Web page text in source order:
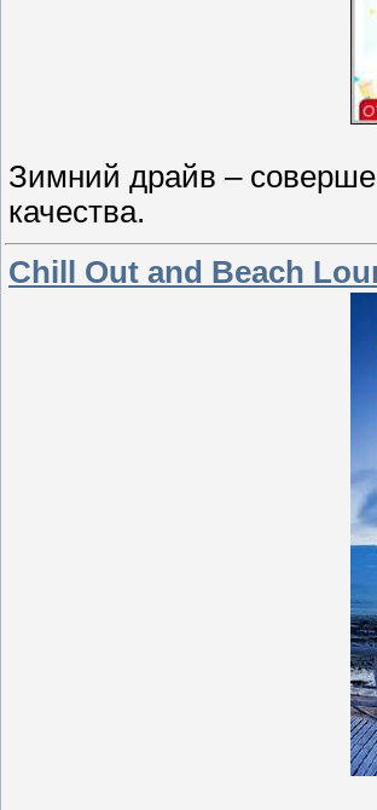
Зимний драйв –
качества.
Chill Out and Beach